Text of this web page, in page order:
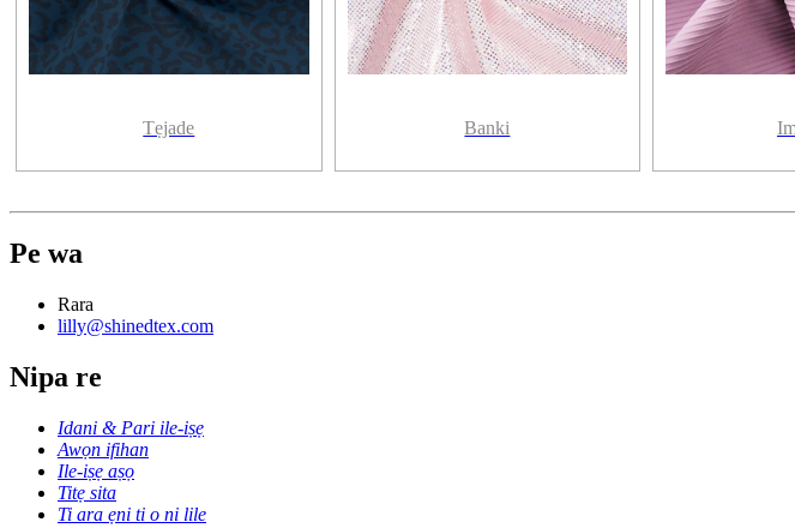
Tẹjade Banki
Pe wa
Rara
lilly@shinedtex.com
Nipa re
Idani & Pari ile-iṣẹ
Awọn ifihan
Ile-iṣẹ aṣọ
Titẹ sita
Ti ara ẹni ti o ni lile